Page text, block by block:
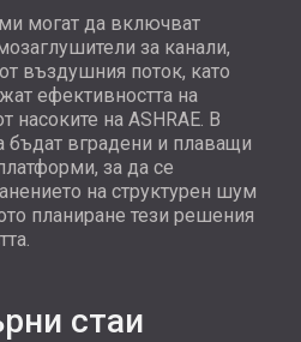
могат да включват
за канали,
въздушния поток, като
ефективността на
насоките на ASHRAE. В
вградени и плаващи
за да се
на структурен шум
планиране тези решения
стаи